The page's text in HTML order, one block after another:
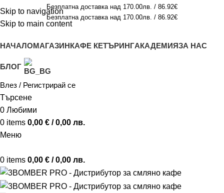
Skip to navigation
Skip to main content
Безплатна доставка над 170.00лв. / 86.92€
Безплатна доставка над 170.00лв. / 86.92€
НАЧАЛОМАГАЗИНКАФЕ КЕТЪРИНГАКАДЕМИЯЗА НАС
БЛОГ
Влез / Регистрирай се
Търсене
0 Любими
0 items 0,00 € / 0,00 лв.
Меню
0 items 0,00 € / 0,00 лв.